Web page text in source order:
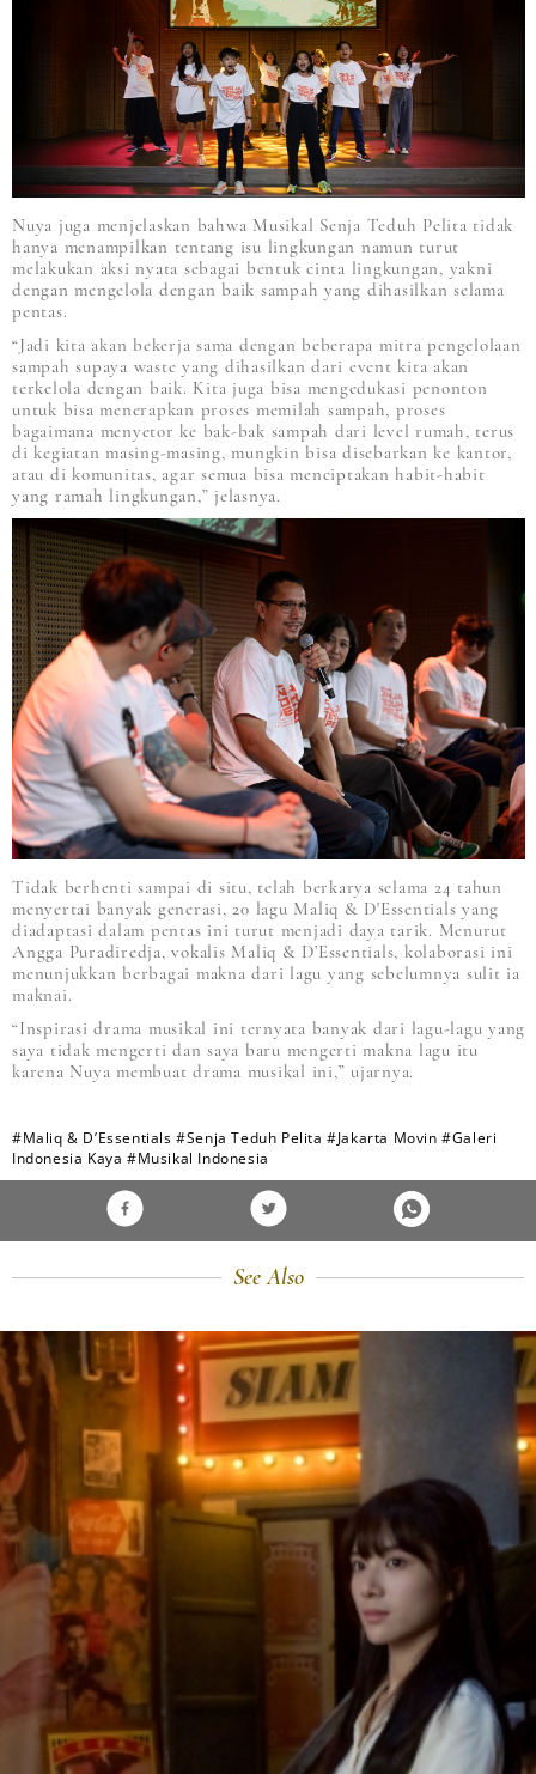
Nuya juga menjelaskan bahwa Musikal Senja Teduh Pelita tidak
hanya menampilkan tentang isu lingkungan namun turut
melakukan aksi nyata sebagai bentuk cinta lingkungan, yakni
dengan mengelola dengan baik sampah yang dihasilkan selama
pentas.
“Jadi kita akan bekerja sama dengan beberapa mitra pengelolaan
sampah supaya waste yang dihasilkan dari event kita akan
terkelola dengan baik. Kita juga bisa mengedukasi penonton
untuk bisa menerapkan proses memilah sampah, proses
bagaimana menyetor ke bak-bak sampah dari level rumah, terus
di kegiatan masing-masing, mungkin bisa disebarkan ke kantor,
atau di komunitas, agar semua bisa menciptakan habit-habit
yang ramah lingkungan,” jelasnya.
Tidak berhenti sampai di situ, telah berkarya selama 24 tahun
menyertai banyak generasi, 20 lagu Maliq & D'Essentials yang
diadaptasi dalam pentas ini turut menjadi daya tarik. Menurut
Angga Puradiredja, vokalis Maliq & D’Essentials, kolaborasi ini
menunjukkan berbagai makna dari lagu yang sebelumnya sulit ia
maknai.
“Inspirasi drama musikal ini ternyata banyak dari lagu-lagu yang
saya tidak mengerti dan saya baru mengerti makna lagu itu
karena Nuya membuat drama musikal ini,” ujarnya.
#Maliq & D’Essentials #Senja Teduh Pelita #Jakarta Movin #Galeri
Indonesia Kaya #Musikal Indonesia
See Also